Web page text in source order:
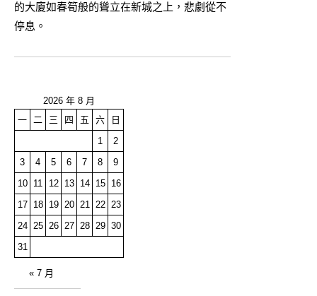
的大廈如春筍般的聳立在新城之上，悲劇從不
停息。
2026 年 8 月
一 二 三 四 五 六
日
1
2
3
4 5 6 7 8
9
10
11 12 13 14 15
16
17
18 19 20 21 22 23
24 25 26 27 28 29 30
31
« 7 月